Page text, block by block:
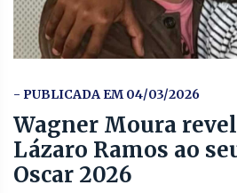
- PUBLICADA EM 04/03/2026
Wagner Moura
Lázaro Ramos ao
Oscar 2026